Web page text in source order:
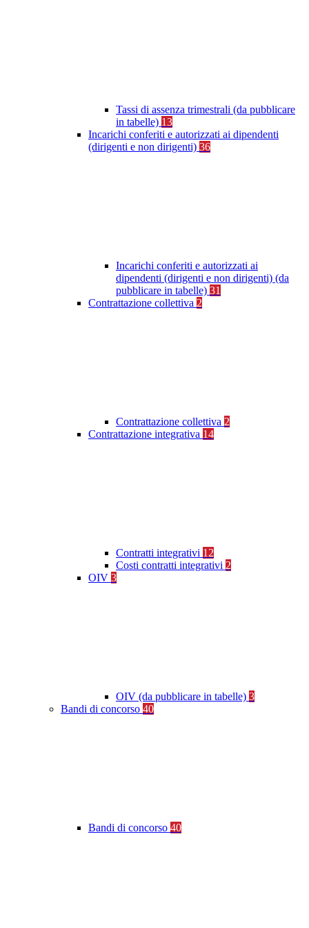
Tassi di assenza trimestrali (da pubblicare
in tabelle) 13
Incarichi conferiti e autorizzati ai dipendenti
(dirigenti e non dirigenti) 36
Incarichi conferiti e autorizzati ai
dipendenti (dirigenti e non dirigenti) (da
pubblicare in tabelle) 31
Contrattazione collettiva 2
Contrattazione collettiva 2
Contrattazione integrativa 14
Contratti integrativi 12
Costi contratti integrativi 2
OIV 3
OIV (da pubblicare in tabelle) 3
Bandi di concorso 40
Bandi di concorso 40